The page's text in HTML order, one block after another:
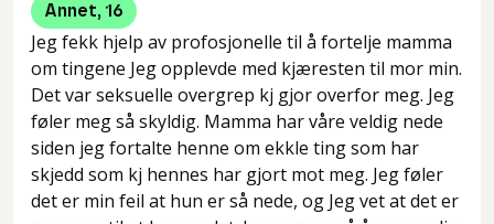
Annet, 16
Jeg fekk hjelp av profosjonelle til å fortelje mamma
om tingene Jeg opplevde med kjæresten til mor min.
Det var seksuelle overgrep kj gjor overfor meg. Jeg
føler meg så skyldig. Mamma har våre veldig nede
siden jeg fortalte henne om ekkle ting som har
skjedd som kj hennes har gjort mot meg. Jeg føler
det er min feil at hun er så nede, og Jeg vet at det er